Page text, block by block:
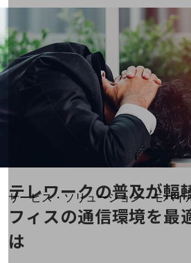
Smart Industry
Smart Mobility
Smart Worksite
生成AI(Generative AI)
地域の取り組み
地域社会を支える皆さまと地域課題の解決や
地域経済のさらなる活性化に取り組みます
自治体・地域社会との共創
LGPF(Local Government Platform)
サービス・ソリューション・モバイ
サービス・ソリューションTOP
DXに関する課題を解決する
サービス・ソリューションをご紹介
テレワークの普及が輻
フィスの通信環境を最
は